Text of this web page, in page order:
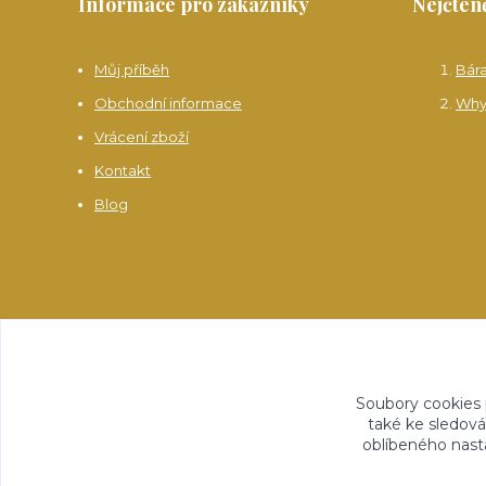
Můj příběh
Obchodní informace
Vrácení zboží
Kontakt
Blog
Soubory
také ke
oblíbeného